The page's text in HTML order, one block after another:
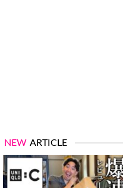
NEW ARTICLE